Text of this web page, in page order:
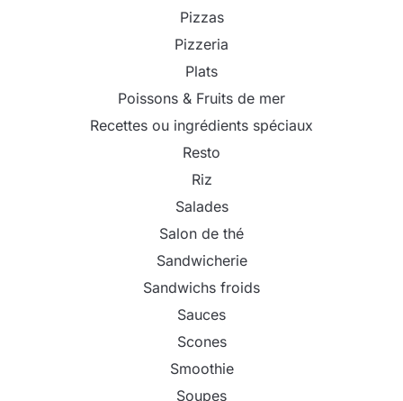
Pizzas
Pizzeria
Plats
Poissons & Fruits de mer
Recettes ou ingrédients spéciaux
Resto
Riz
Salades
Salon de thé
Sandwicherie
Sandwichs froids
Sauces
Scones
Smoothie
Soupes